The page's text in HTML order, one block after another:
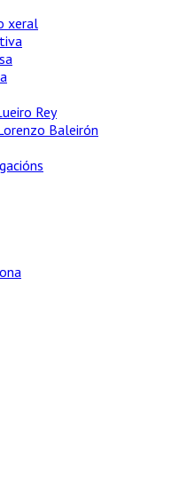
xeral
Rey
Baleirón